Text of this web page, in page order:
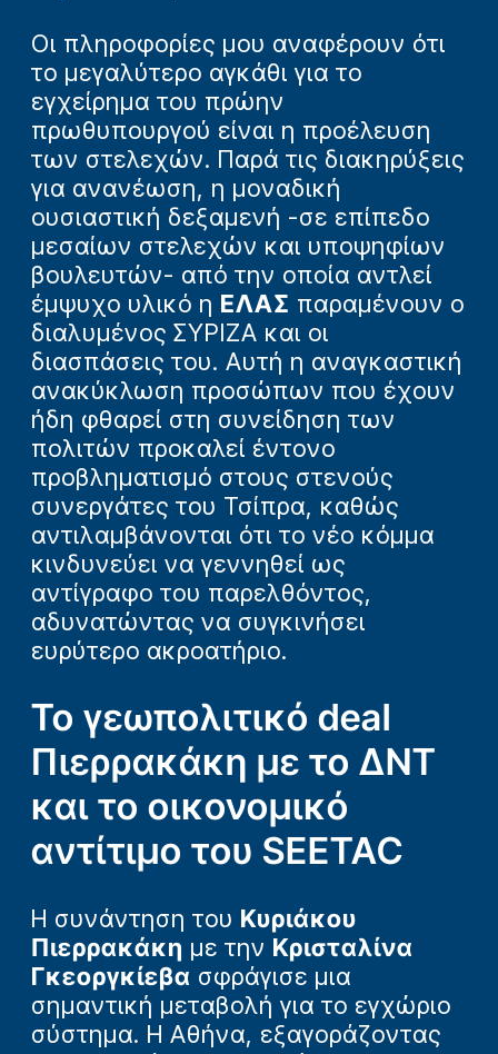
Οι πληροφορίες μου αναφέρουν ότι
το μεγαλύτερο αγκάθι για το
εγχείρημα του πρώην
πρωθυπουργού είναι η προέλευση
των στελεχών. Παρά τις διακηρύξεις
για ανανέωση, η μοναδική
ουσιαστική δεξαμενή -σε επίπεδο
μεσαίων στελεχών και υποψηφίων
βουλευτών- από την οποία αντλεί
έμψυχο υλικό η ΕΛΑΣ παραμένουν ο
διαλυμένος ΣΥΡΙΖΑ και οι
διασπάσεις του. Αυτή η αναγκαστική
ανακύκλωση προσώπων που έχουν
ήδη φθαρεί στη συνείδηση των
πολιτών προκαλεί έντονο
προβληματισμό στους στενούς
συνεργάτες του Τσίπρα, καθώς
αντιλαμβάνονται ότι το νέο κόμμα
κινδυνεύει να γεννηθεί ως
αντίγραφο του παρελθόντος,
αδυνατώντας να συγκινήσει
ευρύτερο ακροατήριο.
Το γεωπολιτικό deal
Πιερρακάκη με το ΔΝΤ
και το οικονομικό
αντίτιμο του SEETAC
H συνάντηση του Κυριάκου
Πιερρακάκη με την Κρισταλίνα
Γκεοργκίεβα σφράγισε μια
σημαντική μεταβολή για το εγχώριο
σύστημα. Η Αθήνα, εξαγοράζοντας